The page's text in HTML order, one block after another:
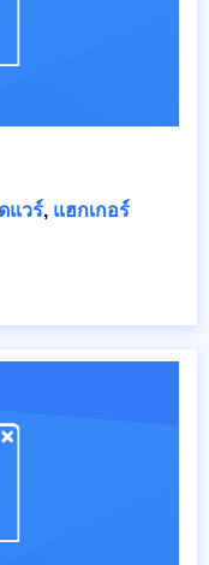
แวร์, แฮกเกอร์